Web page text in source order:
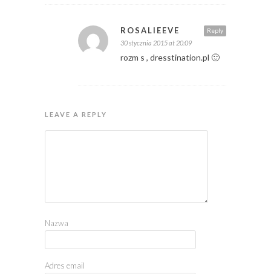
Reply
ROSALIEEVE
30 stycznia 2015 at 20:09
rozm s , dresstination.pl 🙂
LEAVE A REPLY
Nazwa
Adres email